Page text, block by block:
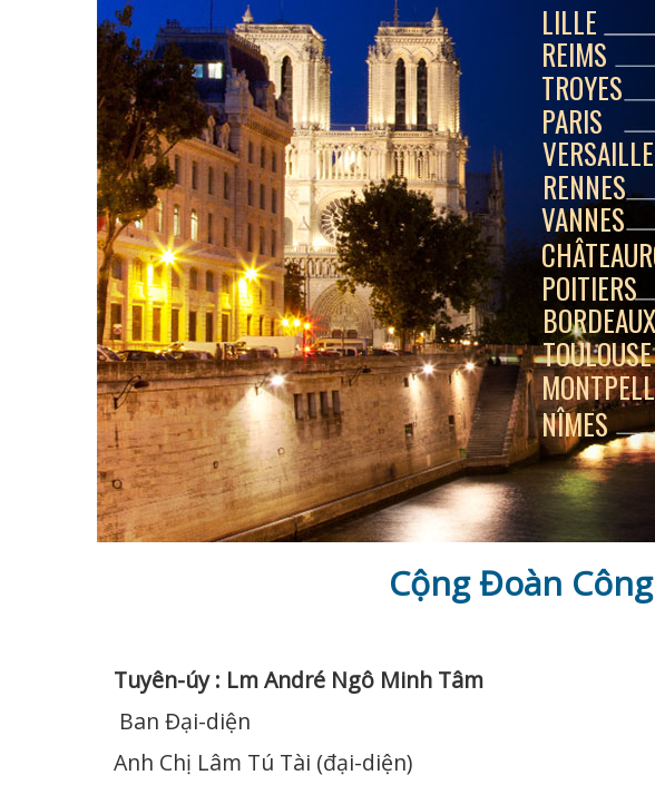
LILLE
REIMS
TROYES
PARIS
RENNES
VANNES
POITIERS
BORDEAUX
TOULOUSE
NÎMES
Cộng Đoàn
Tuyên-úy : Lm André Ngô Minh Tâm
Ban Đại-diện
Anh Chị Lâm Tú Tài (đại-diện)